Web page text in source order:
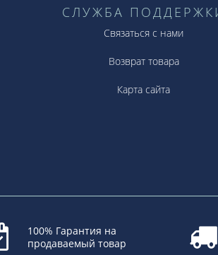
СЛУЖБА
Связаться с нами
Возврат товара
Карта сайта
100% Гарантия на
продаваемый товар